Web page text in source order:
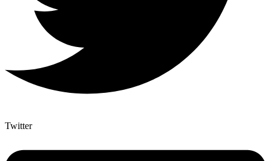
Twitter